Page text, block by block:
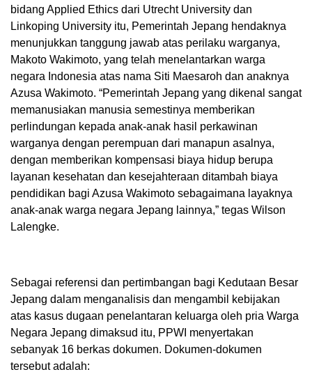
bidang Applied Ethics dari Utrecht University dan
Linkoping University itu, Pemerintah Jepang hendaknya
menunjukkan tanggung jawab atas perilaku warganya,
Makoto Wakimoto, yang telah menelantarkan warga
negara Indonesia atas nama Siti Maesaroh dan anaknya
Azusa Wakimoto. “Pemerintah Jepang yang dikenal sangat
memanusiakan manusia semestinya memberikan
perlindungan kepada anak-anak hasil perkawinan
warganya dengan perempuan dari manapun asalnya,
dengan memberikan kompensasi biaya hidup berupa
layanan kesehatan dan kesejahteraan ditambah biaya
pendidikan bagi Azusa Wakimoto sebagaimana layaknya
anak-anak warga negara Jepang lainnya,” tegas Wilson
Lalengke.
Sebagai referensi dan pertimbangan bagi Kedutaan Besar
Jepang dalam menganalisis dan mengambil kebijakan
atas kasus dugaan penelantaran keluarga oleh pria Warga
Negara Jepang dimaksud itu, PPWI menyertakan
sebanyak 16 berkas dokumen. Dokumen-dokumen
tersebut adalah: